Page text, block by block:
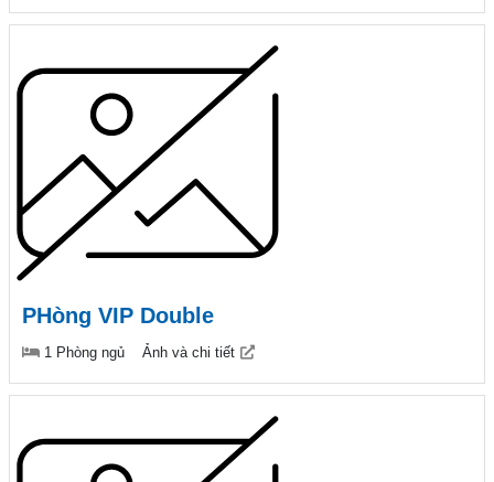
PHòng VIP Double
1 Phòng ngủ Ảnh và chi tiết